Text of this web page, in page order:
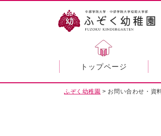
トップページ
ふぞく幼稚園 > お問い合わせ・資